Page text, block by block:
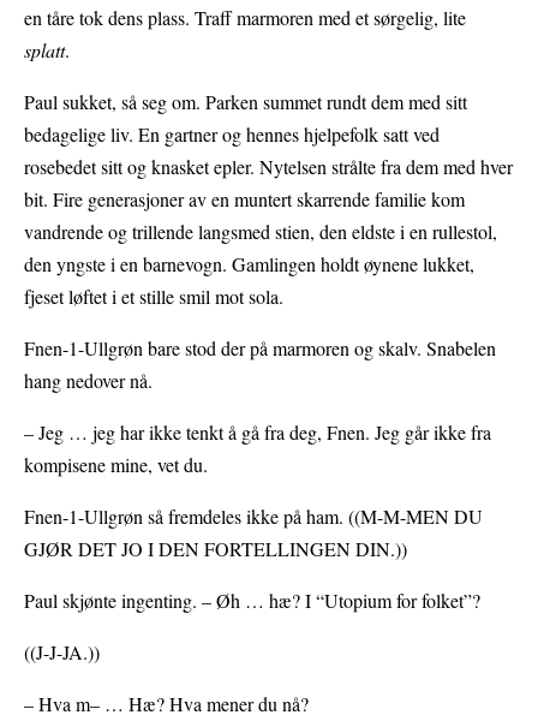
en tåre tok dens plass. Traff marmoren med et sørgelig, lite
splatt.
Paul sukket, så seg om. Parken summet rundt dem med sitt
bedagelige liv. En gartner og hennes hjelpefolk satt ved
rosebedet sitt og knasket epler. Nytelsen strålte fra dem med hver
bit. Fire generasjoner av en muntert skarrende familie kom
vandrende og trillende langsmed stien, den eldste i en rullestol,
den yngste i en barnevogn. Gamlingen holdt øynene lukket,
fjeset løftet i et stille smil mot sola.
Fnen-1-Ullgrøn bare stod der på marmoren og skalv. Snabelen
hang nedover nå.
– Jeg … jeg har ikke tenkt å gå fra deg, Fnen. Jeg går ikke fra
kompisene mine, vet du.
Fnen-1-Ullgrøn så fremdeles ikke på ham. ((M-M-MEN DU
GJØR DET JO I DEN FORTELLINGEN DIN.))
Paul skjønte ingenting. – Øh … hæ? I “Utopium for folket”?
((J-J-JA.))
– Hva m– … Hæ? Hva mener du nå?